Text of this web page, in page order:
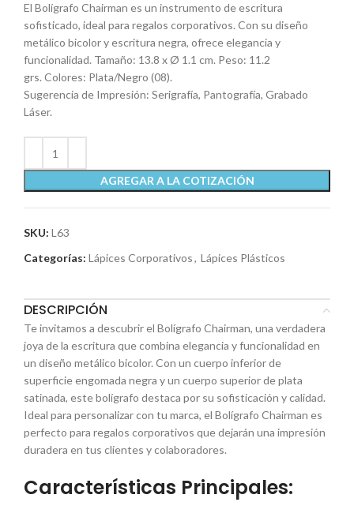
El Bolígrafo Chairman es un instrumento de escritura
sofisticado, ideal para regalos corporativos. Con su diseño
metálico bicolor y escritura negra, ofrece elegancia y
funcionalidad. Tamaño: 13.8 x Ø 1.1 cm. Peso: 11.2
grs. Colores: Plata/Negro (08).
Sugerencia de Impresión: Serigrafía, Pantografía, Grabado
Láser.
AGREGAR A LA COTIZACIÓN
SKU: L63
Categorías: Lápices Corporativos, Lápices Plásticos
DESCRIPCIÓN
Te invitamos a descubrir el Bolígrafo Chairman, una verdadera
joya de la escritura que combina elegancia y funcionalidad en
un diseño metálico bicolor. Con un cuerpo inferior de
superficie engomada negra y un cuerpo superior de plata
satinada, este bolígrafo destaca por su sofisticación y calidad.
Ideal para personalizar con tu marca, el Bolígrafo Chairman es
perfecto para regalos corporativos que dejarán una impresión
duradera en tus clientes y colaboradores.
Características Principales: